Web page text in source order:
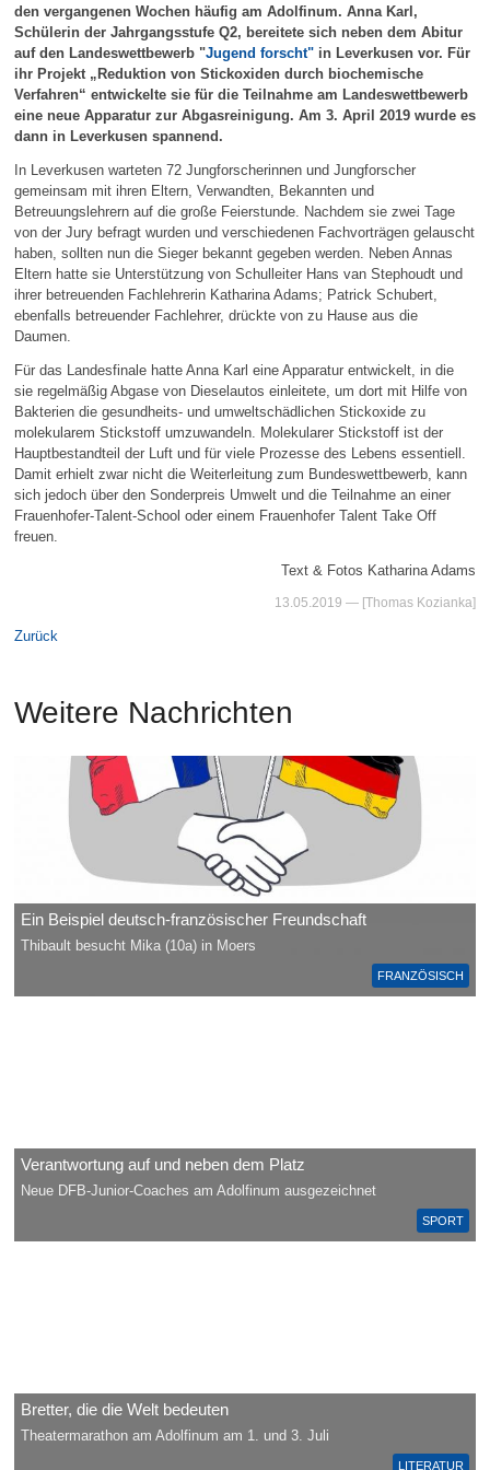
den vergangenen Wochen häufig am Adolfinum. Anna Karl,
Schülerin der Jahrgangsstufe Q2, bereitete sich neben dem Abitur
auf den Landeswettbewerb "Jugend forscht"in Leverkusen vor. Für
ihr Projekt „Reduktion von Stickoxiden durch biochemische
Verfahren“ entwickelte sie für die Teilnahme am Landeswettbewerb
eine neue Apparatur zur Abgasreinigung. Am 3. April 2019 wurde es
dann in Leverkusen spannend.
In Leverkusen warteten 72 Jungforscherinnen und Jungforscher
gemeinsam mit ihren Eltern, Verwandten, Bekannten und
Betreuungslehrern auf die große Feierstunde. Nachdem sie zwei Tage
von der Jury befragt wurden und verschiedenen Fachvorträgen gelauscht
haben, sollten nun die Sieger bekannt gegeben werden. Neben Annas
Eltern hatte sie Unterstützung von Schulleiter Hans van Stephoudt und
ihrer betreuenden Fachlehrerin Katharina Adams; Patrick Schubert,
ebenfalls betreuender Fachlehrer, drückte von zu Hause aus die
Daumen.
Für das Landesfinale hatte Anna Karl eine Apparatur entwickelt, in die
sie regelmäßig Abgase von Dieselautos einleitete, um dort mit Hilfe von
Bakterien die gesundheits- und umweltschädlichen Stickoxide zu
molekularem Stickstoff umzuwandeln. Molekularer Stickstoff ist der
Hauptbestandteil der Luft und für viele Prozesse des Lebens essentiell.
Damit erhielt zwar nicht die Weiterleitung zum Bundeswettbewerb, kann
sich jedoch über den Sonderpreis Umwelt und die Teilnahme an einer
Frauenhofer-Talent-School oder einem Frauenhofer Talent Take Off
freuen.
Text & Fotos Katharina Adams
13.05.2019 — [Thomas Kozianka]
Zurück
Weitere Nachrichten
FRANZÖSISCH
Ein Beispiel deutsch-französischer Freundschaft
Thibault besucht Mika (10a) in Moers
SPORT
Verantwortung auf und neben dem Platz
Neue DFB-Junior-Coaches am Adolfinum ausgezeichnet
LITERATUR
Bretter, die die Welt bedeuten
Theatermarathon am Adolfinum am 1. und 3. Juli